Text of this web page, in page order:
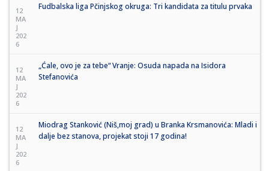
12
MA
J
202
6
Fudbalska liga Pčinjskog okruga: Tri kandidata za titulu prvaka
12
MA
J
202
6
„Ćale, ovo je za tebe“ Vranje: Osuda napada na Isidora
Stefanovića
12
MA
J
202
6
Miodrag Stanković (Niš,moj grad) u Branka Krsmanovića: Mladi i
dalje bez stanova, projekat stoji 17 godina!